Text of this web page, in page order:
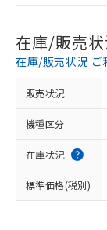
在庫/販売
在庫/販売状況 ご
販売状況
機種区分
在庫状況
標準価格(税別)